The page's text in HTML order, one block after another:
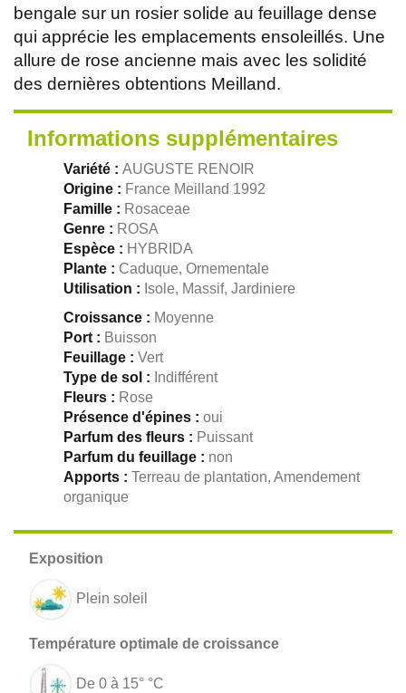
bengale sur un rosier solide au feuillage dense
qui apprécie les emplacements ensoleillés. Une
allure de rose ancienne mais avec les solidité
des dernières obtentions Meilland.
Informations supplémentaires
Variété : AUGUSTE RENOIR
Origine : France Meilland 1992
Famille : Rosaceae
Genre : ROSA
Espèce : HYBRIDA
Plante : Caduque, Ornementale
Utilisation : Isole, Massif, Jardiniere
Croissance : Moyenne
Port : Buisson
Feuillage : Vert
Type de sol : Indifférent
Fleurs : Rose
Présence d'épines : oui
Parfum des fleurs : Puissant
Parfum du feuillage : non
Apports : Terreau de plantation, Amendement
organique
Plein soleil
De 0 à 15° °C